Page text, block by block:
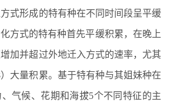
式形成的特有种在不同时间段呈平缓
方式的特有种首先平缓积累，在晚上
加并超过外地迁入方式的速率，尤其
）大量积累。基于特有种与其姐妹种在
气候、花期和海拔5个不同特征的主